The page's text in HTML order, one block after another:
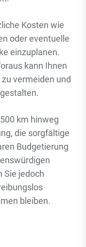
Kosten wie
oder eventuelle
einzuplanen.
kann Ihnen
vermeiden und
km hinweg
die sorgfältige
Budgetierung
Sie jedoch
bleiben.